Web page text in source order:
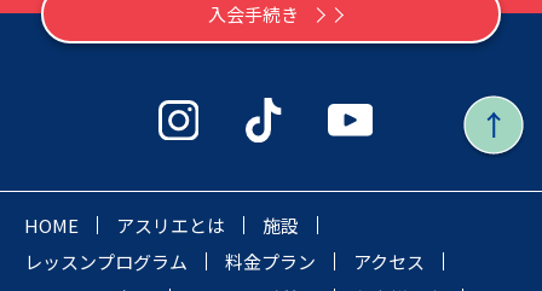
入会手続き
HOME アスリエとは
施設
レッスンプログラム
料金プラン
アクセス